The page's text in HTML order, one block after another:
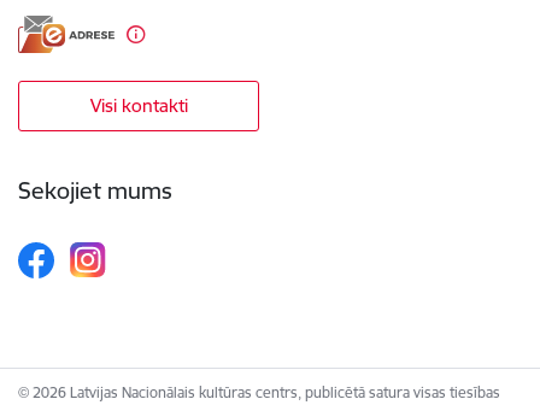
Visi kontakti
Sekojiet mums
© 2026 Latvijas Nacionālais kultūras centrs, publicētā satura visas tiesības